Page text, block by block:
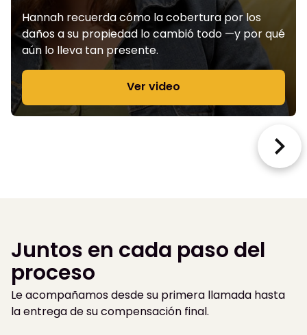
Hannah recuerda cómo la cobertura por los
daños a su propiedad lo cambió todo —y por qué
aún lo lleva tan presente.
Ver video
Juntos en cada paso del
proceso
Le acompañamos desde su primera llamada hasta
la entrega de su compensación final.